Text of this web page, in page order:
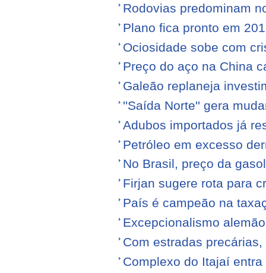
Rodovias predominam
Plano fica pronto em
Ociosidade sobe com
Preço do aço na China
Galeão replaneja
''Saída Norte'' gera
Adubos importados já
Petróleo em excesso
No Brasil, preço da
Firjan sugere rota para
País é campeão na
Excepcionalismo alemão
Com estradas
Complexo do Itajaí